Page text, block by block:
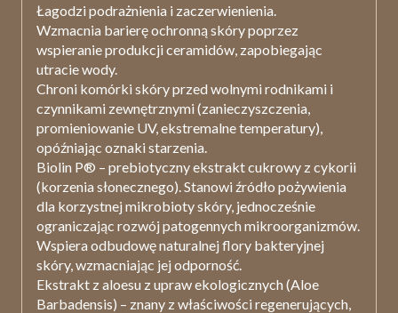
Łagodzi podrażnienia i zaczerwienienia.
Wzmacnia barierę ochronną skóry poprzez
wspieranie produkcji ceramidów, zapobiegając
utracie wody.
Chroni komórki skóry przed wolnymi rodnikami i
czynnikami zewnętrznymi (zanieczyszczenia,
promieniowanie UV, ekstremalne temperatury),
opóźniając oznaki starzenia.
Biolin P® – prebiotyczny ekstrakt cukrowy z cykorii
(korzenia słonecznego). Stanowi źródło pożywienia
dla korzystnej mikrobioty skóry, jednocześnie
ograniczając rozwój patogennych mikroorganizmów.
Wspiera odbudowę naturalnej flory bakteryjnej
skóry, wzmacniając jej odporność.
Ekstrakt z aloesu z upraw ekologicznych (Aloe
Barbadensis) – znany z właściwości regenerujących,